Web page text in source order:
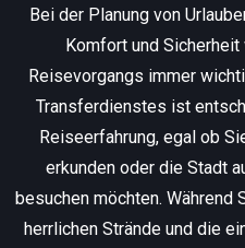
Bei der Planung von
Komfort und
Reisevorgangs immer
Transferdienstes ist
Reiseerfahrung, egal ob
erkunden oder die Stadt
besuchen möchten. Während
herrlichen Strände und die